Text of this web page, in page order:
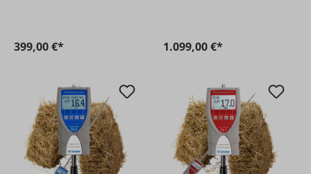
399,00 €* 1.099,00 €*